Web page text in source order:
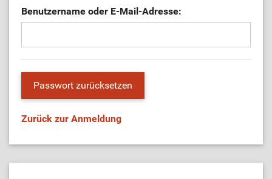
Benutzername oder E-Mail-Adresse:
Zurück zur Anmeldung